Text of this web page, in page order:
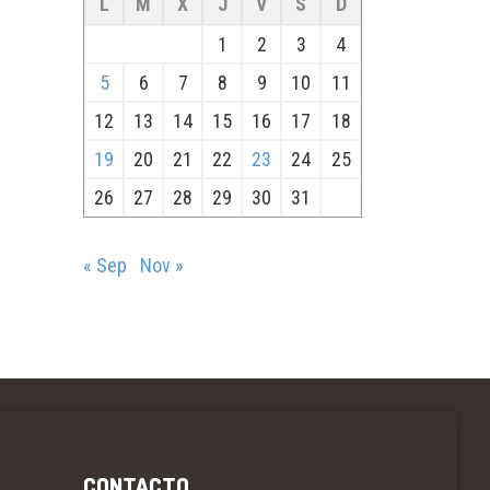
1
2 3
4
5
6 7 8 9 10
11
12
13 14 15 16 17
18
19
20 21 22 23 24
25
26
27 28 29 30 31
« Sep Nov »